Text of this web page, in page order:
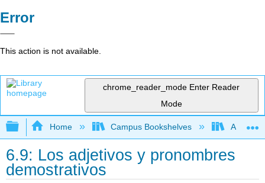
Error
This action is not available.
chrome_reader_mode Enter Reader
Mode
Expand/collapse global hierarchy
Home Campus Bookshelves Allan
6.9: Los adjetivos y pronombres
demostrativos